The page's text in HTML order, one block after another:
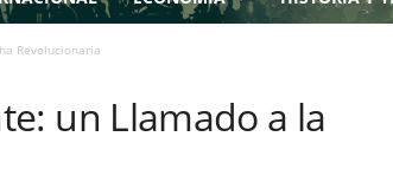
Revolucionaria
un Llamado a la